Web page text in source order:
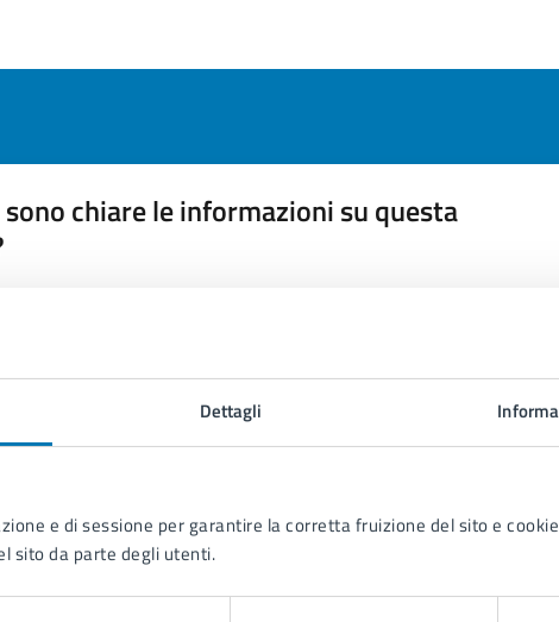
Dettagli
e di sessione per garantire la corretta fruizione del sito e
sito da parte degli utenti.
chiare le informazioni su questa
il comune
le domande frequenti